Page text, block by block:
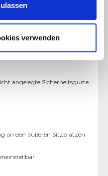
verwenden
angelegte Sicherheitsgurte
an den äußeren Sitzplätzen